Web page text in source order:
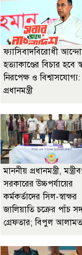
ফ্যাসিবাদবিরোধী
হত্যাকাণ্ডের বিচার হবে
নিরপেক্ষ ও বিশ্বাসযোগ্য:
প্রধানমন্ত্রী
মাননীয় প্রধানমন্ত্রী,
সরকারের উচ্চপর্যায়ের
কর্মকর্তাদের সিল-স্বাক্ষর
জালিয়াতি চক্রের পাঁচ
গ্রেফতার; বিপুল আলামত